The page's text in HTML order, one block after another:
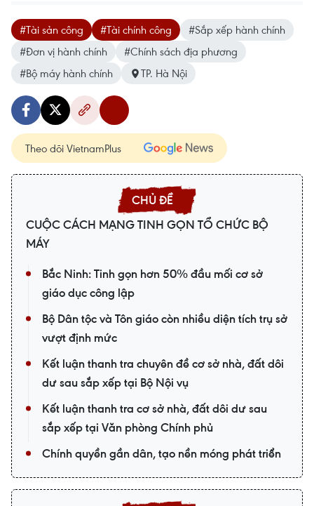
#Tài sản công #Tài chính công
#Sắp xếp hành chính
#Đơn vị hành chính
#Chính sách địa phương
#Bộ máy hành chính
TP. Hà Nội
Theo dõi VietnamPlus
CUỘC CÁCH MẠNG TINH GỌN TỔ CHỨC BỘ
MÁY
Bắc Ninh: Tinh gọn hơn 50% đầu mối cơ sở
giáo dục công lập
Bộ Dân tộc và Tôn giáo còn nhiều diện tích trụ sở
vượt định mức
Kết luận thanh tra chuyên đề cơ sở nhà, đất dôi
dư sau sắp xếp tại Bộ Nội vụ
Kết luận thanh tra cơ sở nhà, đất dôi dư sau
sắp xếp tại Văn phòng Chính phủ
Chính quyền gần dân, tạo nền móng phát triển